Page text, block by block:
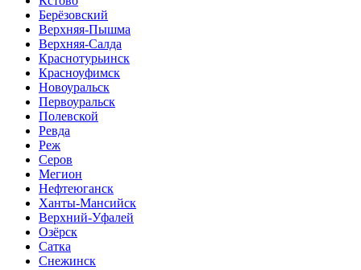
Берёзовский
Верхняя-Пышма
Верхняя-Салда
Краснотурьинск
Красноуфимск
Новоуральск
Первоуральск
Полевской
Ревда
Реж
Серов
Мегион
Нефтеюганск
Ханты-Мансийск
Верхний-Уфалей
Озёрск
Сатка
Снежинск